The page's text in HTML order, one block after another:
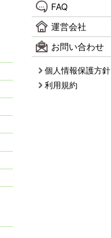
FAQ
運営会社
お問い合わせ
個人情報保護方針
利用規約